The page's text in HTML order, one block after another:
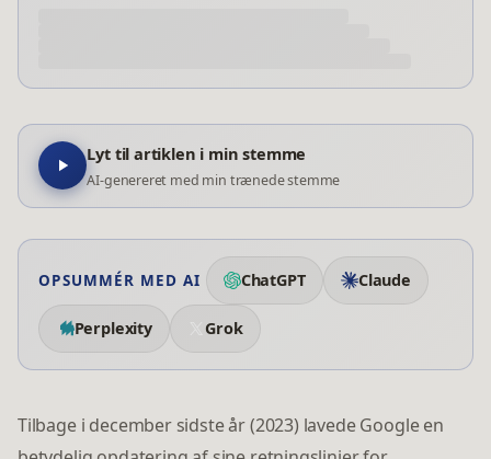
Lyt til artiklen i min stemme
AI-genereret med min trænede stemme
OPSUMMÉR MED AI ChatGPT Claude
Perplexity Grok
Tilbage i december sidste år (2023) lavede Google en